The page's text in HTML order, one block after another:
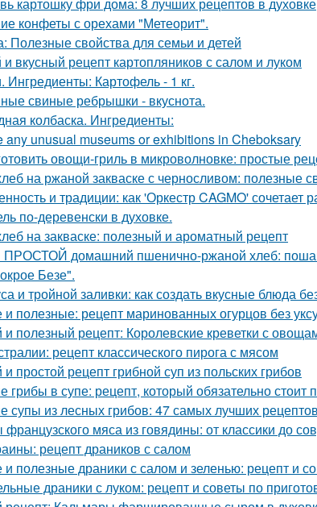
конфеты с орехами "Метеорит".
Полезные свойства для семьи и детей
вкусный рецепт картопляников с салом и луком
Ингредиенты: Картофель - 1 кг.
свиные ребрышки - вкуснота.
колбаска. Ингредиенты:
any unusual museums or exhibitions in Cheboksary
овощи-гриль в микроволновке: простые
на ржаной закваске с черносливом: полезные
и традиции: как 'Оркестр CAGMO' сочетает
по-деревенски в духовке.
на закваске: полезный и ароматный рецепт
домашний пшенично-ржаной хлеб:
Безе".
и тройной заливки: как создать вкусные блюда
и полезные: рецепт маринованных огурцов без
и полезный рецепт: Королевские креветки с
рецепт классического пирога с мясом
простой рецепт грибной суп из польских грибов
грибы в супе: рецепт, который обязательно стоит
супы из лесных грибов: 47 самых лучших рецептов
французского мяса из говядины: от классики до
рецепт драников с салом
и полезные драники с салом и зеленью: рецепт и
драники с луком: рецепт и советы по